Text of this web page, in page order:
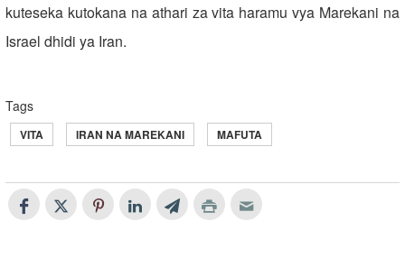
kuteseka kutokana na athari za vita haramu vya Marekani na
Israel dhidi ya Iran.
Tags
VITA IRAN NA MAREKANI MAFUTA